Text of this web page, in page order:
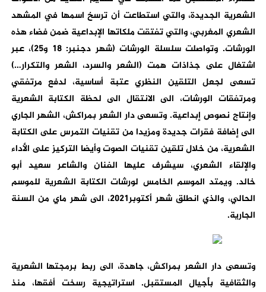
الشعرية الجديدة، والتي استطاعت أن ترسخ اسمها في المشهد
الشعري المغربي، والتي تفتقت ملكاتها الإبداعية ضمن فضاء هذه
الورشات. وتواصلت سلسلة الورشات (شهر دجنبر: 18 و25)، عبر
اشتغال على جذاذات همت (الشعر والسرد، الشعر والتكرار…)
تسعى لجعل التلقين النظري عتبة أساسية، لدفع مرتفقي
ومرتفقات الورشات، الى الانتقال الى لحظة الكتابة الشعرية
وإنتاج نصوص إبداعية. وتسعى دار الشعر بمراكش، الشهر الجاري
الى إضافة فقرات جديدة ومزيدا من تقنيات التمرس على الكتابة
الشعرية، من خلال تلقين تقنيات الصوت وأيضا التركيز على الأداء
والإلقاء الشعري، سيشرف عليها الفنان والشاعر سعيد أبو
خالد. ويمتد الموسم الخامس لورشات الكتابة الشعرية للموسم
الحالي، والذي انطلق شهر أكتوبر2021، الى شهر ماي من السنة
الجارية.
وتسعى دار الشعر بمراكش، جاهدة، الى ربط برمجتها الشعرية
والثقافية بأجيال المستقبل. استراتيجية رسخت أفقها، منذ